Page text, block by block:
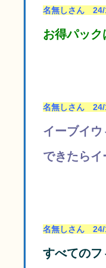
名無しさん 24/
お得パック
名無しさん 24/
イーブイ
できたら
名無しさん 24/
すべての